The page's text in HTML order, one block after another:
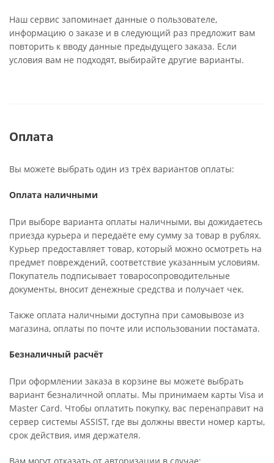
Наш сервис запоминает данные о пользователе,
информацию о заказе и в следующий раз предложит вам
повторить к вводу данные предыдущего заказа. Если
условия вам не подходят, выбирайте другие варианты.
Оплата
Вы можете выбрать один из трёх вариантов оплаты:
Оплата наличными
При выборе варианта оплаты наличными, вы дожидаетесь
приезда курьера и передаёте ему сумму за товар в рублях.
Курьер предоставляет товар, который можно осмотреть на
предмет повреждений, соответствие указанным условиям.
Покупатель подписывает товаросопроводительные
документы, вносит денежные средства и получает чек.
Также оплата наличными доступна при самовывозе из
магазина, оплаты по почте или использовании постамата.
Безналичный расчёт
При оформлении заказа в корзине вы можете выбрать
вариант безналичной оплаты. Мы принимаем карты Visa и
Master Card. Чтобы оплатить покупку, вас перенаправит на
сервер системы ASSIST, где вы должны ввести номер карты,
срок действия, имя держателя.